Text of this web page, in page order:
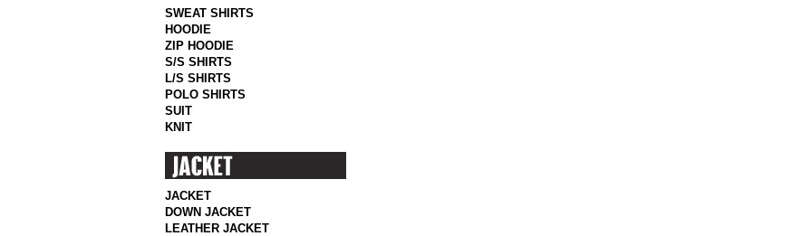
SWEAT SHIRTS
HOODIE
ZIP HOODIE
S/S SHIRTS
L/S SHIRTS
POLO SHIRTS
SUIT
KNIT
JACKET
DOWN JACKET
LEATHER JACKET